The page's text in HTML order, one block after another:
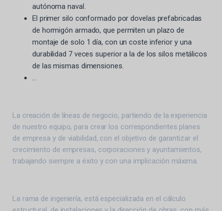
autónoma naval.
El primer silo conformado por dovelas prefabricadas
de hormigón armado, que permiten un plazo de
montaje de solo 1 día, con un coste inferior y una
durabilidad 7 veces superior a la de los silos metálicos
de las mismas dimensiones.
…
La creación de líneas de negocio, partiendo de la experiencia
de nuestro equipo, para crear los correspondientes planes
de empresa y de viabilidad, con el objetivo de garantizar el
crecimiento de empresas, corporaciones y ayuntamientos,
trabajando siempre a éxito y con una implicación máxima.
La rama de ingeniería, está especializada en el cálculo